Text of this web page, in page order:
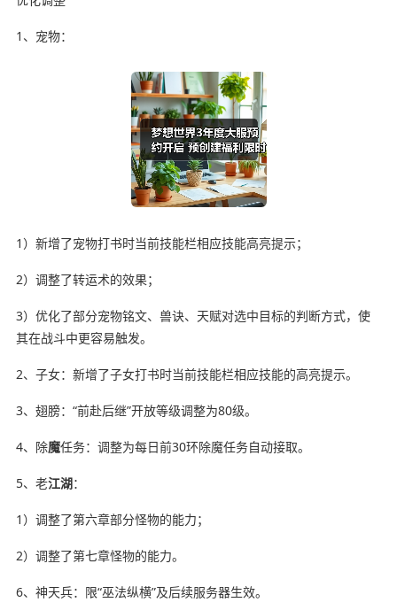
1、宠物：
1）新增了宠物打书时当前技能栏相应技能高亮提示；
2）调整了转运术的效果；
3）优化了部分宠物铭文、兽诀、天赋对选中目标的判断方式，使
其在战斗中更容易触发。
2、子女：新增了子女打书时当前技能栏相应技能的高亮提示。
3、翅膀：“前赴后继”开放等级调整为80级。
4、除魔任务：调整为每日前30环除魔任务自动接取。
5、老江湖：
1）调整了第六章部分怪物的能力；
2）调整了第七章怪物的能力。
6、神天兵：限“巫法纵横”及后续服务器生效。